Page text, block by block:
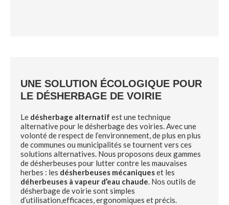
UNE SOLUTION ÉCOLOGIQUE POUR
LE DÉSHERBAGE DE VOIRIE
Le désherbage alternatif est une technique
alternative pour le désherbage des voiries. Avec une
volonté de respect de l’environnement, de plus en plus
de communes ou municipalités se tournent vers ces
solutions alternatives. Nous proposons deux gammes
de désherbeuses pour lutter contre les mauvaises
herbes : les désherbeuses mécaniqueset les
déherbeuses à vapeur d’eau chaude. Nos outils de
désherbage de voirie sont simples
d’utilisation,efficaces, ergonomiques et précis.